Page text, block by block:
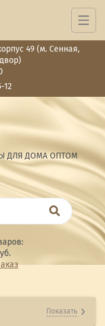
49 (м. Сенная,
12
ДЛЯ ДОМА ОПТОМ
Показать